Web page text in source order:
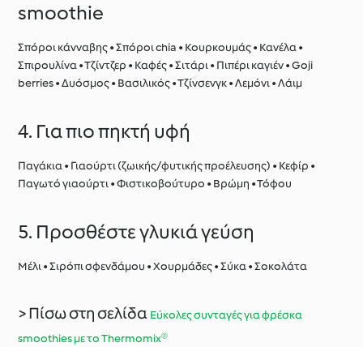
smoothie
Σπόροι κάνναβης • Σπόροι chia • Κουρκουμάς • Κανέλα •
Σπιρουλίνα • Τζίντζερ • Καφές • Σιτάρι • Πιπέρι καγιέν • Goji
berries • Δυόσμος • Βασιλικός • Τζίνσενγκ • Λεμόνι • Λάιμ
4. Για πιο πηκτή υφή
Παγάκια • Γιαούρτι (ζωικής/φυτικής προέλευσης) • Κεφίρ •
Παγωτό γιαούρτι • Φιστικοβούτυρο • Βρώμη • Τόφου
5. Προσθέστε γλυκιά γεύση
Μέλι • Σιρόπι σφενδάμου • Χουρμάδες • Σύκα • Σοκολάτα
> Πίσω στη σελίδα Εύκολες συνταγές για φρέσκα
smoothies με το Thermomix®